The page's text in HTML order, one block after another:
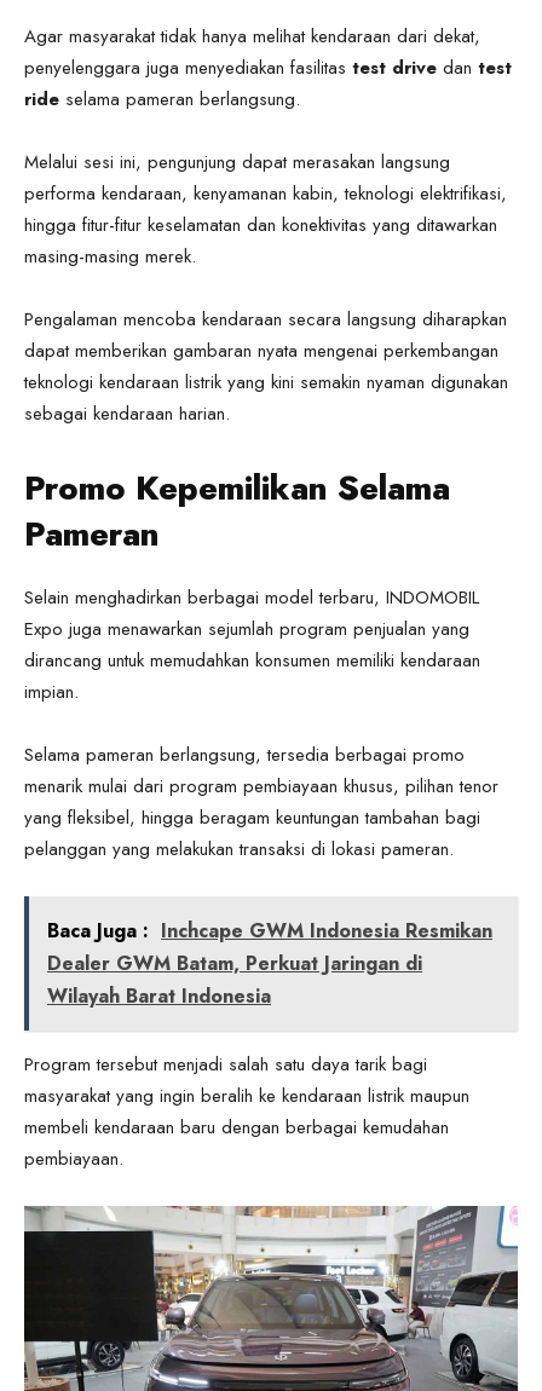
Agar masyarakat tidak hanya melihat kendaraan dari dekat,
penyelenggara juga menyediakan fasilitas test drive dan test
ride selama pameran berlangsung.
Melalui sesi ini, pengunjung dapat merasakan langsung
performa kendaraan, kenyamanan kabin, teknologi elektrifikasi,
hingga fitur-fitur keselamatan dan konektivitas yang ditawarkan
masing-masing merek.
Pengalaman mencoba kendaraan secara langsung diharapkan
dapat memberikan gambaran nyata mengenai perkembangan
teknologi kendaraan listrik yang kini semakin nyaman digunakan
sebagai kendaraan harian.
Promo Kepemilikan Selama
Pameran
Selain menghadirkan berbagai model terbaru, INDOMOBIL
Expo juga menawarkan sejumlah program penjualan yang
dirancang untuk memudahkan konsumen memiliki kendaraan
impian.
Selama pameran berlangsung, tersedia berbagai promo
menarik mulai dari program pembiayaan khusus, pilihan tenor
yang fleksibel, hingga beragam keuntungan tambahan bagi
pelanggan yang melakukan transaksi di lokasi pameran.
Baca Juga : Inchcape GWM Indonesia Resmikan
Dealer GWM Batam, Perkuat Jaringan di
Wilayah Barat Indonesia
Program tersebut menjadi salah satu daya tarik bagi
masyarakat yang ingin beralih ke kendaraan listrik maupun
membeli kendaraan baru dengan berbagai kemudahan
pembiayaan.